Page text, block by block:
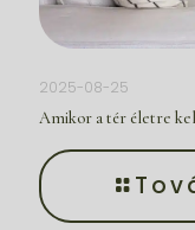
2025-08-25
Amikor a tér életre